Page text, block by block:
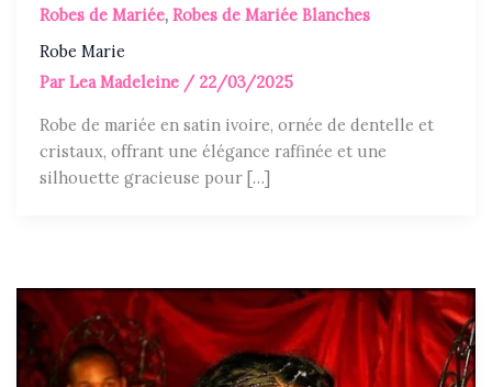
Robes de Mariée,Robes de Mariée Blanches
Robe Marie
ParLea Madeleine / 22/03/2025
Robe de mariée en satin ivoire, ornée de dentelle et
cristaux, offrant une élégance raffinée et une
silhouette gracieuse pour […]